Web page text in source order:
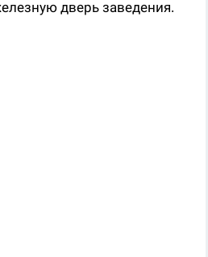
дверь заведения.